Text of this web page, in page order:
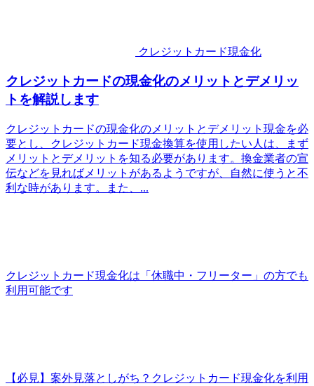
クレジットカード現金化
クレジットカードの現金化のメリットとデメリッ
トを解説します
クレジットカードの現金化のメリットとデメリット現金を必
要とし、クレジットカード現金換算を使用したい人は、まず
メリットとデメリットを知る必要があります。換金業者の宣
伝などを見ればメリットがあるようですが、自然に使うと不
利な時があります。また、...
クレジットカード現金化は「休職中・フリーター」の方でも
利用可能です
【必見】案外見落としがち？クレジットカード現金化を利用